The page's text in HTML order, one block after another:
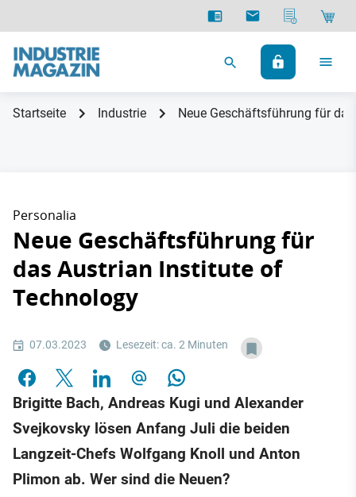
Startseite Industrie Neue Geschäftsführung für
Personalia
Neue Geschäftsführung für
das Austrian Institute of
Technology
07.03.2023 Lesezeit: ca. 2 Minuten
Brigitte Bach, Andreas Kugi und Alexander
Svejkovsky lösen Anfang Juli die beiden
Langzeit-Chefs Wolfgang Knoll und Anton
Plimon ab. Wer sind die Neuen?